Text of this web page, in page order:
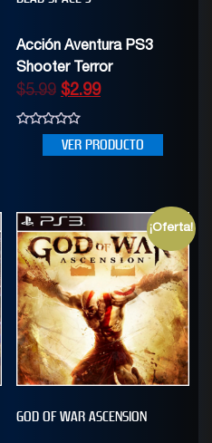
Acción Aventura PS3
Shooter Terror
$5.99 $2.99
VER PRODUCTO
¡Oferta!
GOD OF WAR ASCENSION